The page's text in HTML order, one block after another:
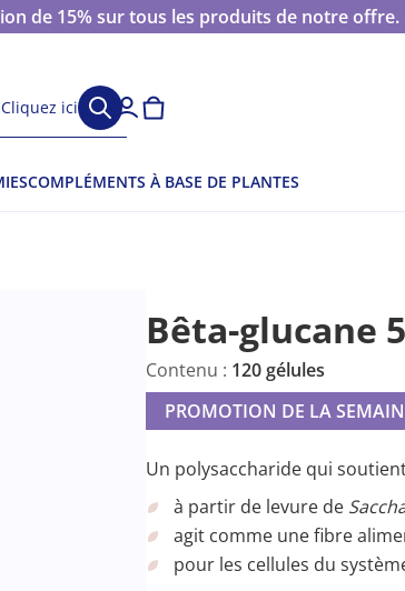
de 15% sur tous les produits de notre offre.
ici
COMPLÉMENTS À BASE DE PLANTES
Bêta-glucane
Contenu : 120 gélules
PROMOTION DE LA
Un polysaccharide qui
à partir de levure de
agit comme une fibre
pour les cellules du